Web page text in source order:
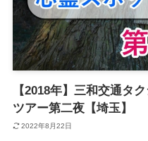
【2018年】三和交通タ
ツアー第二夜【埼玉】
2022年8月22日